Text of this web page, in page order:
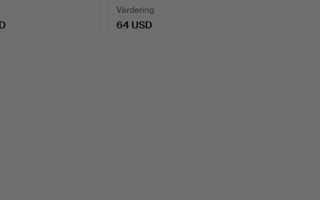
Värdering
64 USD